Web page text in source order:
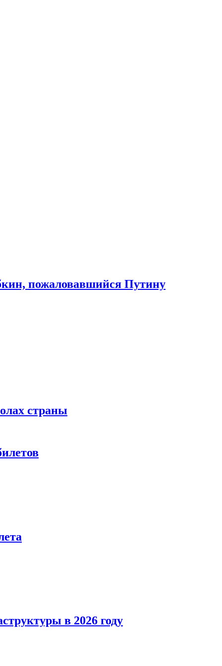
пожаловавшийся Путину
страны
в 2026 году